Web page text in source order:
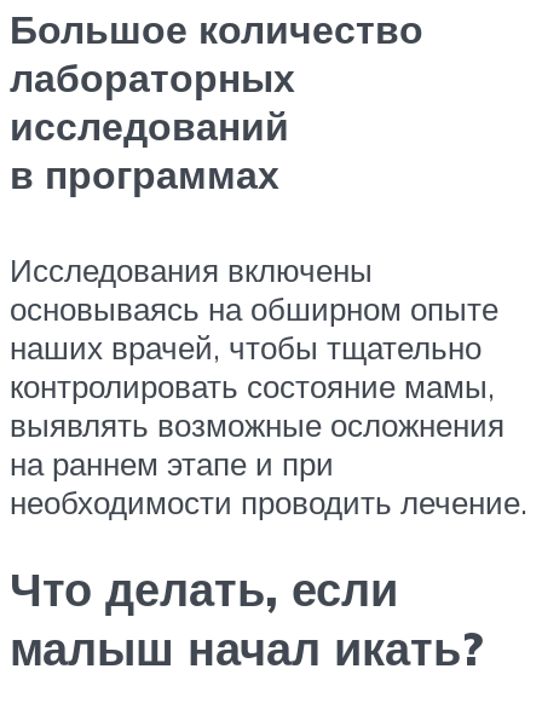
Большое количество
лабораторных
исследований
в программах
Исследования включены
основываясь на обширном опыте
наших врачей, чтобы тщательно
контролировать состояние мамы,
выявлять возможные осложнения
на раннем этапе и при
необходимости проводить лечение.
Что делать, если
малыш начал икать?